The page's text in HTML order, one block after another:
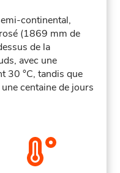
continental,
(1869 mm de
de la
avec une
30 °C, tandis que
centaine de jours